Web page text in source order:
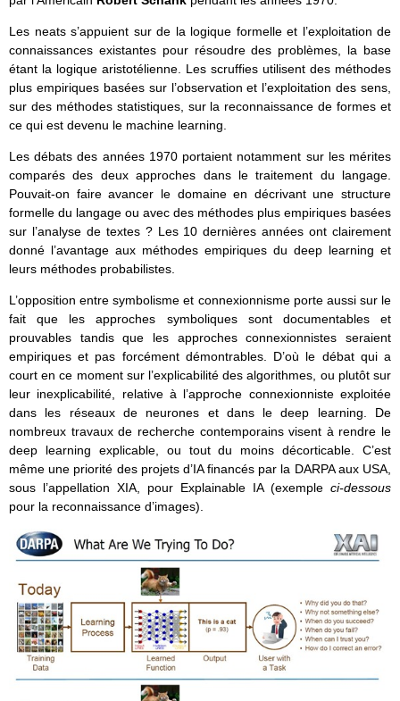
Les neats s’appuient sur de la logique formelle et l’exploitation de
connaissances existantes pour résoudre des problèmes, la base
étant la logique aristotélienne. Les scruffies utilisent des méthodes
plus empiriques basées sur l’observation et l’exploitation des sens,
sur des méthodes statistiques, sur la reconnaissance de formes et
ce qui est devenu le machine learning.
Les débats des années 1970 portaient notamment sur les mérites
comparés des deux approches dans le traitement du langage.
Pouvait-on faire avancer le domaine en décrivant une structure
formelle du langage ou avec des méthodes plus empiriques basées
sur l’analyse de textes ? Les 10 dernières années ont clairement
donné l’avantage aux méthodes empiriques du deep learning et
leurs méthodes probabilistes.
L’opposition entre symbolisme et connexionnisme porte aussi sur le
fait que les approches symboliques sont documentables et
prouvables tandis que les approches connexionnistes seraient
empiriques et pas forcément démontrables. D’où le débat qui a
court en ce moment sur l’explicabilité des algorithmes, ou plutôt sur
leur inexplicabilité, relative à l’approche connexionniste exploitée
dans les réseaux de neurones et dans le deep learning. De
nombreux travaux de recherche contemporains visent à rendre le
deep learning explicable, ou tout du moins décorticable. C’est
même une priorité des projets d’IA financés par la DARPA aux USA,
sous l’appellation XIA, pour Explainable IA (exemple ci-dessous
pour la reconnaissance d’images).